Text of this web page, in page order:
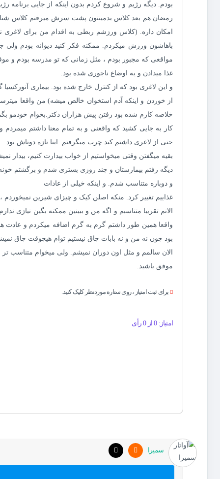
بودم. دیگه رژیم و شروع کردم بدون اینکه از جایی برنامه
رمضان هم بعد کلاس بدمینتون پشت سرش میرفتم کلاس
امکان داره. (کلاس ورزشم ربطی به اقدام من برای
باهاشون ورزش میکردم. ممکنه فکر کنید دیوانه بودم
مواقعی که مجبور بودم ، مثل زمانی که تو مدرسه بودم و
غذا میدادن و یه اوضاع ناجوری شده بود.
و این لاغری بود که از کنترل خارج شده بود. بیماری
از خوردن و اینکه آدم استخوان خالص میشه) من واقعا
خلاصه کارم شده بود رفتن پیش هزاران دکتر.بخوام خودمو
کار به جایی کشید که واقعنی و به تمام معنا داشتم
حتی از لاعری داشتم کبد چرب میگرفتم. اینا تازه دوتاش بود.
بقیه میگفتن وقتی میخواستیم از خواب بیدارت کنیم، بیدار
دیگه رفتم بیمارستان و چند روزی بستری شدم و برگشتم
و دوباره متناسب شدم. و اینکه خیلی از عادات
غذاییم تغییر کرد. منکه اصلن کیک و چیزای شیرین
الانم تقریبا متناسبم و اگه من و ببینین ممکنه بگین
واقعا همین طور داشتم گرم به گرم اضافه میکردم و عادت
بود چون نه من و نه بابات چاق نیستیم توام هیچوقت چاق
الان سالمم و مثل اون دوران نمیشم. ولی میخوام متناسب
موفق باشید.
برای ثبت امتیاز ، روی ستاره موردنظر کلیک کنید.
امتیاز: 0 از 0 رأی
سمیرا